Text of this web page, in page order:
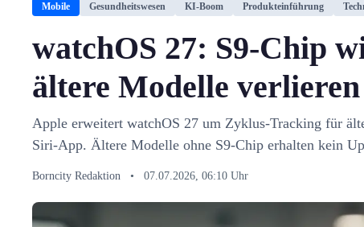
Mobile Gesundheitswesen KI-Boom Produkteinführung
watchOS 27: S9-Chip
ältere Modelle
Apple erweitert watchOS 27 um Zyklus-Tracking für
Siri-App. Ältere Modelle ohne S9-Chip erhalten kein
Borncity Redaktion • 07.07.2026, 06:10 Uhr